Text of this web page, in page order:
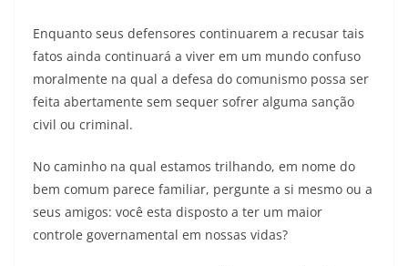
Enquanto seus defensores continuarem a recusar tais
fatos ainda continuará a viver em um mundo confuso
moralmente na qual a defesa do comunismo possa ser
feita abertamente sem sequer sofrer alguma sanção
civil ou criminal.
No caminho na qual estamos trilhando, em nome do
bem comum parece familiar, pergunte a si mesmo ou a
seus amigos: você esta disposto a ter um maior
controle governamental em nossas vidas?